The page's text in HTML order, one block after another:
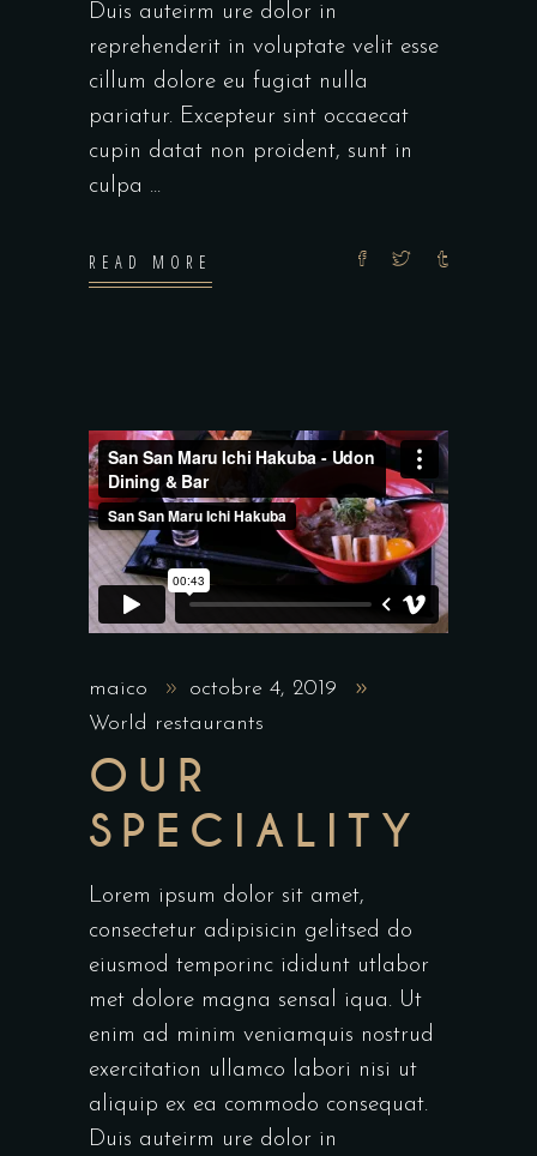
Duis auteirm ure dolor in
reprehenderit in voluptate velit esse
cillum dolore eu fugiat nulla
pariatur. Excepteur sint occaecat
cupin datat non proident, sunt in
culpa
READ MORE
maico
octobre 4, 2019
World restaurants
OUR
SPECIALITY
Lorem ipsum dolor sit amet,
consectetur adipisicin gelitsed do
eiusmod temporinc ididunt utlabor
met dolore magna sensal iqua. Ut
enim ad minim veniamquis nostrud
exercitation ullamco labori nisi ut
aliquip ex ea commodo consequat.
Duis auteirm ure dolor in